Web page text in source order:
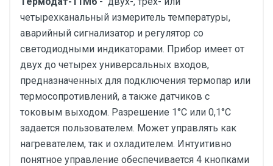
четырехканальный измеритель температуры,
аварийный сигнализатор и регулятор со
светодиодными индикаторами. Прибор имеет от
двух до четырех универсальных входов,
предназначенных для подключения термопар или
термосопротивлений, а также датчиков с
токовым выходом. Разрешение 1°С или 0,1°С
задается пользователем. Может управлять как
нагревателем, так и охладителем. Интуитивно
понятное управление обеспечивается 4 кнопками